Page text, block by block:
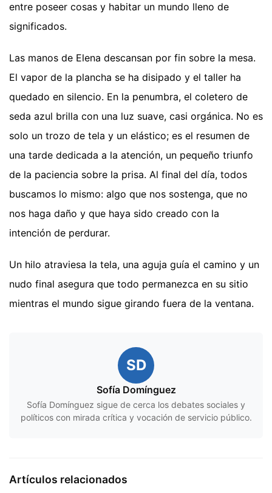
entre poseer cosas y habitar un mundo lleno de
significados.
Las manos de Elena descansan por fin sobre la mesa.
El vapor de la plancha se ha disipado y el taller ha
quedado en silencio. En la penumbra, el coletero de
seda azul brilla con una luz suave, casi orgánica. No es
solo un trozo de tela y un elástico; es el resumen de
una tarde dedicada a la atención, un pequeño triunfo
de la paciencia sobre la prisa. Al final del día, todos
buscamos lo mismo: algo que nos sostenga, que no
nos haga daño y que haya sido creado con la
intención de perdurar.
Un hilo atraviesa la tela, una aguja guía el camino y un
nudo final asegura que todo permanezca en su sitio
mientras el mundo sigue girando fuera de la ventana.
SD
Sofía Domínguez
Sofía Domínguez sigue de cerca los debates sociales y
políticos con mirada crítica y vocación de servicio público.
Artículos relacionados